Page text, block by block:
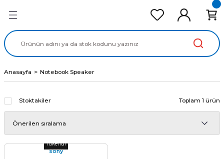
Ekran Panel
Data Kablo
Anasayfa Notebook Speaker
Stoktakiler Toplam 1 ürün
Tükendi
sony